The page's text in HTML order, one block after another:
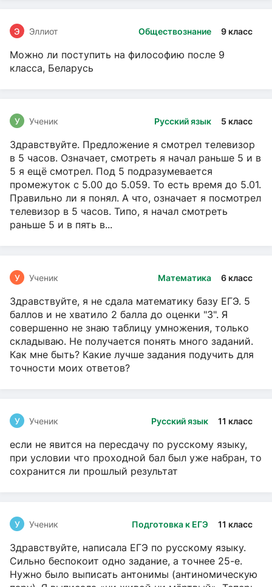
Обществознание 9 класс
Э Эллиот
Можно ли поступить на философию после 9
класса, Беларусь
Русский язык 5 класс
У Ученик
Здравствуйте. Предложение я смотрел телевизор
в 5 часов. Означает, смотреть я начал раньше 5 и в
5 я ещё смотрел. Под 5 подразумевается
промежуток с 5.00 до 5.059. То есть время до 5.01.
Правильно ли я понял. А что, означает я посмотрел
телевизор в 5 часов. Типо, я начал смотреть
раньше 5 и в пять в...
Математика 6 класс
У Ученик
Здравствуйте, я не сдала математику базу ЕГЭ. 5
баллов и не хватило 2 балла до оценки "3". Я
совершенно не знаю таблицу умножения, только
складываю. Не получается понять много заданий.
Как мне быть? Какие лучше задания подучить для
точности моих ответов?
Русский язык 11 класс
У Ученик
если не явится на пересдачу по русскому языку,
при условии что проходной бал был уже набран, то
сохранится ли прошлый результат
Подготовка к ЕГЭ 11 класс
У Ученик
Здравствуйте, написала ЕГЭ по русскому языку.
Сильно беспокоит одно задание, а точнее 25-е.
Нужно было выписать антонимы (антиномическую